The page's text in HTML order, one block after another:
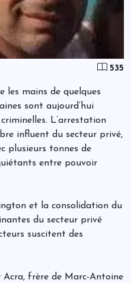
535
les mains de quelques
sont aujourd’hui
L’arrestation
influent du secteur privé,
plusieurs tonnes de
entre pouvoir
et la consolidation du
du secteur privé
suscitent des
Acra, frère de Marc-Antoine